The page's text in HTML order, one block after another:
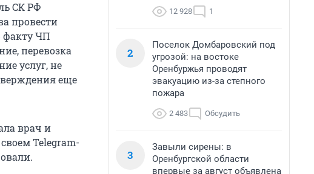
СК РФ
провести
факту ЧП
перевозка
услуг, не
еще
врач и
Telegram-
12 928 1
2
Поселок Домбаровский под
угрозой: на востоке
Оренбуржья проводят
эвакуацию из-за степного
пожара
2 483 Обсудить
3
Завыли сирены: в
Оренбургской области
впервые за август объявлена